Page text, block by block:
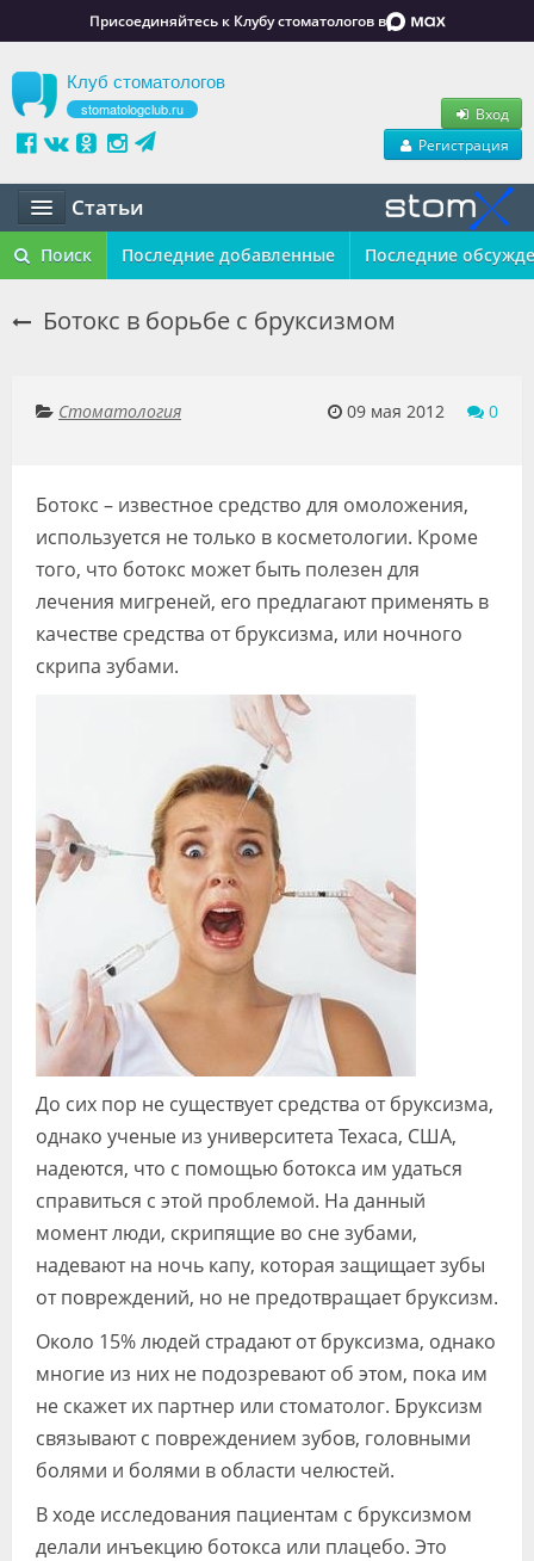
Присоединяйтесь к Клубу стоматологов в
Клуб стоматологов
stomatologclub.ru
Вход
Регистрация
Статьи
Статьи
Вакансии
Объявления
Форум
Лаборатории
Поиск Последние добавленные Последние
Ботокс в борьбе с бруксизмом
Стоматология 09 мая 2012 0
Ботокс – известное средство для омоложения,
используется не только в косметологии. Кроме
того, что ботокс может быть полезен для
лечения мигреней, его предлагают применять в
качестве средства от бруксизма, или ночного
скрипа зубами.
До сих пор не существует средства от бруксизма,
однако ученые из университета Техаса, США,
надеются, что с помощью ботокса им удаться
справиться с этой проблемой. На данный
момент люди, скрипящие во сне зубами,
надевают на ночь капу, которая защищает зубы
от повреждений, но не предотвращает бруксизм.
Около 15% людей страдают от бруксизма, однако
многие из них не подозревают об этом, пока им
не скажет их партнер или стоматолог. Бруксизм
связывают с повреждением зубов, головными
болями и болями в области челюстей.
В ходе исследования пациентам с бруксизмом
делали инъекцию ботокса или плацебо. Это